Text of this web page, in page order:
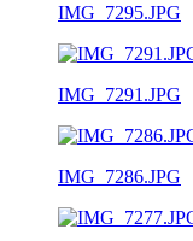
IMG_7295.JPG
IMG_7291.JPG
IMG_7286.JPG